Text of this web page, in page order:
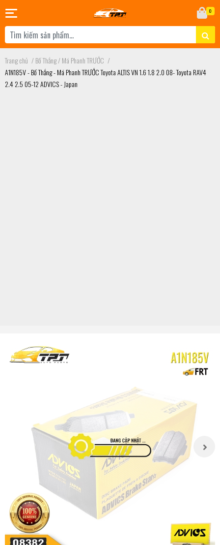
0
Trang chủ /Bố Thắng / Má Phanh TRƯỚC /
A1N185V - Bố Thắng - Má Phanh TRƯỚC Toyota ALTIS VN 1.6 1.8 2.0 08- Toyota RAV4
2.4 2.5 05-12 ADVICS - Japan